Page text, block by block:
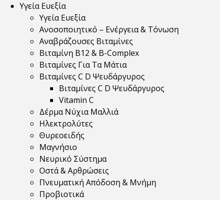
Υγεία Ευεξία
Υγεία Ευεξία
Ανοσοποιητικό – Ενέργεια & Τόνωση
Αναβράζουσες Βιταμίνες
Βιταμίνη B12 & Β-Complex
Βιταμίνες Για Τα Μάτια
Βιταμίνες C D Ψευδάργυρος
Βιταμίνες C D Ψευδάργυρος
Vitamin C
Δέρμα Νύχια Μαλλιά
Ηλεκτρολύτες
Θυρεοειδής
Μαγνήσιο
Νευρικό Σύστημα
Οστά & Αρθρώσεις
Πνευματική Απόδοση & Μνήμη
Προβιοτικά